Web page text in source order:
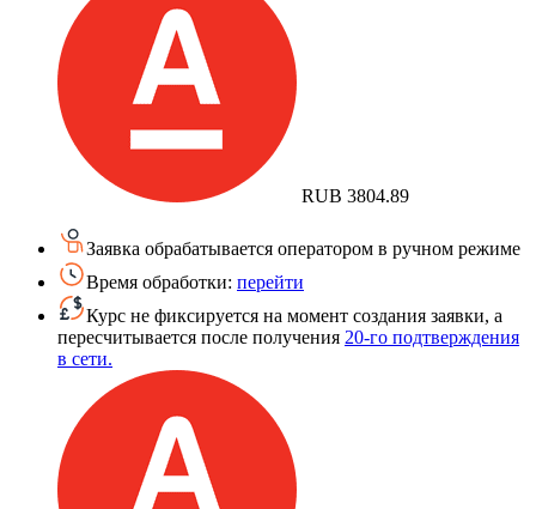
RUB 3804.89
Заявка обрабатывается оператором в ручном режиме
Время обработки: перейти
Курс не фиксируется на момент создания заявки, а
пересчитывается после получения 20-го подтверждения
в сети.